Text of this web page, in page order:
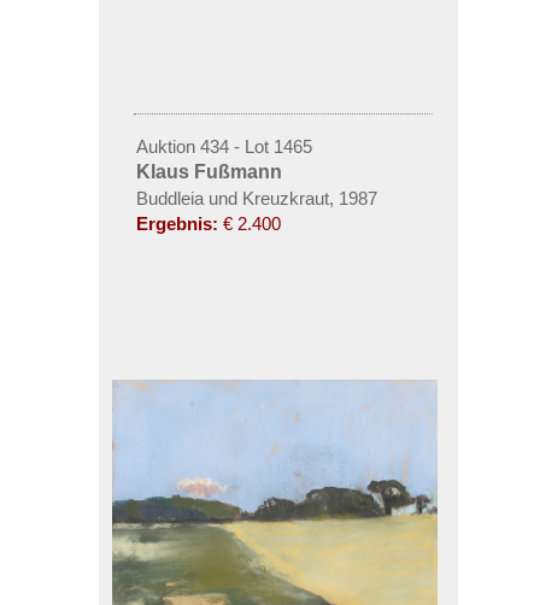
Auktion 434 - Lot 1465
Klaus Fußmann
Buddleia und Kreuzkraut, 1987
Ergebnis: € 2.400